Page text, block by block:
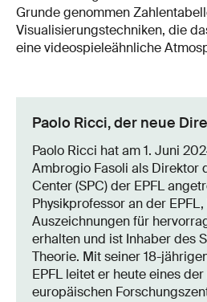
Grunde genommen
Visualisierungstechniken, die
eine videospieleähnliche
Paolo Ricci, der neue
Paolo Ricci hat am 1. Juni
Ambrogio Fasoli als Direktor
Center (SPC) der EPFL
Physikprofessor an der
Auszeichnungen für
erhalten und ist Inhaber des
Theorie. Mit seiner 18-
EPFL leitet er heute eines
europäischen